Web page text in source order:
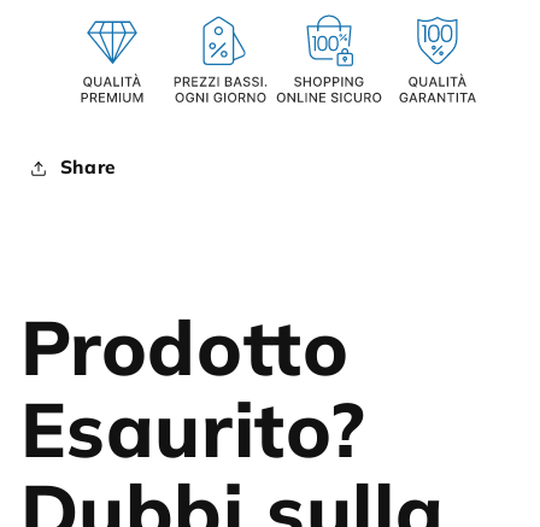
Share
Prodotto
Esaurito?